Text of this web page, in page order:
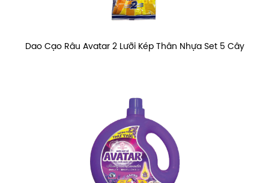
Dao Cạo Râu Avatar 2 Lưỡi Kép Thân Nhựa Set 5 Cây